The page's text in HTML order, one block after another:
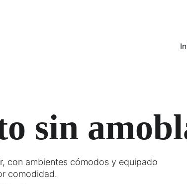
sin
con ambientes cómodos y equipado
comodidad.